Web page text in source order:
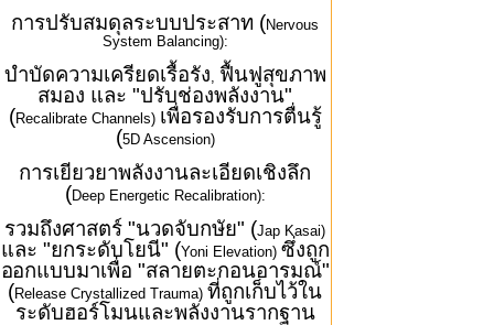
การปรับสมดุลระบบประสาท (Nervous
System Balancing):
บำบัดความเครียดเรื้อรัง, ฟื้นฟูสุขภาพ
สมอง และ "ปรับช่องพลังงาน"
(Recalibrate Channels) เพื่อรองรับการตื่นรู้
(5D Ascension)
การเยียวยาพลังงานละเอียดเชิงลึก
(Deep Energetic Recalibration):
รวมถึงศาสตร์ "นวดจับกษัย" (Jap Kasai)
และ "ยกระดับโยนี" (Yoni Elevation) ซึ่งถูก
ออกแบบมาเพื่อ "สลายตะกอนอารมณ์"
(Release Crystallized Trauma)ที่ถูกเก็บไว้ใน
ระดับฮอร์โมนและพลังงานรากฐาน